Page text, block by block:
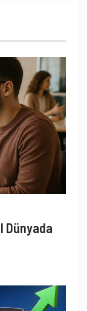
Dünyada